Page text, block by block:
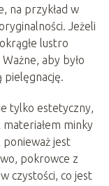
na przykład w
Jeżeli
lustro
aby było
pielęgnację.
tylko estetyczny,
minky
ponieważ jest
pokrowce z
czystości, co jest